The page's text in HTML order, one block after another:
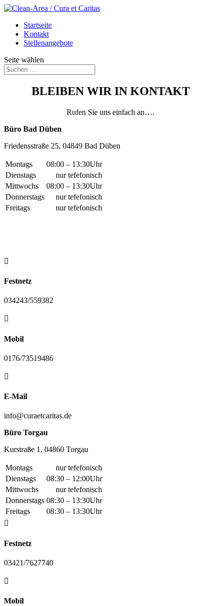
Startseite
Kontakt
Stellenangebote
Seite wählen
BLEIBEN WIR IN KONTAKT
Rufen Sie uns einfach an….
Büro Bad Düben
Friedensstraße 25, 04849 Bad Düben
Montags
08:00 – 13:30Uhr
Dienstags
nur tefefonisch
Mittwochs
08:00 – 13:30Uhr
Donnerstags
nur tefefonisch
Freitags
nur tefefonisch

Festnetz
034243/559382

Mobil
0176/73519486

E-Mail
info@curaetcaritas.de
Büro Torgau
Kurstraße 1, 04860 Torgau
Montags
nur tefefonisch
Dienstags
08:30 – 12:00Uhr
Mittwochs
nur tefefonisch
Donnerstags 08:30 – 13:30Uhr
Freitags
08:30 – 13:30Uhr

Festnetz
03421/7627740

Mobil